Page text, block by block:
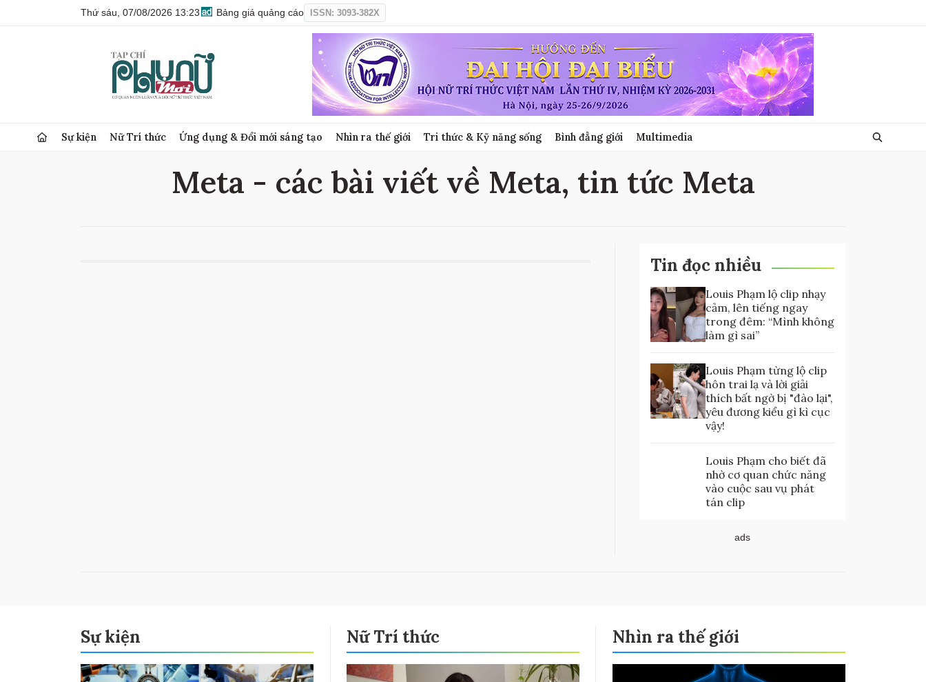
Thứ sáu, 07/08/2026 13:23 Bảng giá quảng cáo ISSN: 3093-382X
Sự kiện Nữ Trí thức Ứng dụng & Đổi mới sáng tạo Nhìn ra thế giới Tri thức & Kỹ năng sống Bình đẳng giới Multimedia
Meta - các bài viết về Meta, tin tức Meta
Tin đọc nhiều
Louis Phạm lộ clip nhạy
cảm, lên tiếng ngay
trong đêm: “Mình không
làm gì sai”
Louis Phạm từng lộ clip
hôn trai lạ và lời giải
thích bất ngờ bị "đào lại",
yêu đương kiểu gì kì cục
vậy!
Louis Phạm cho biết đã
nhờ cơ quan chức năng
vào cuộc sau vụ phát
tán clip
ads
Sự kiện Nữ Trí thức Nhìn ra thế giới